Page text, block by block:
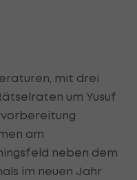
mit drei
um Yusuf
am
neben dem
im neuen Jahr